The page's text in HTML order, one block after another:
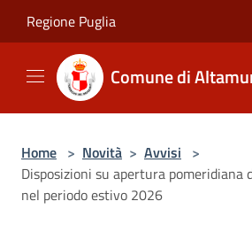
Regione Puglia
Comune di
Home > Novità > Avvisi >
Disposizioni su apertura pomeridiana
nel periodo estivo 2026